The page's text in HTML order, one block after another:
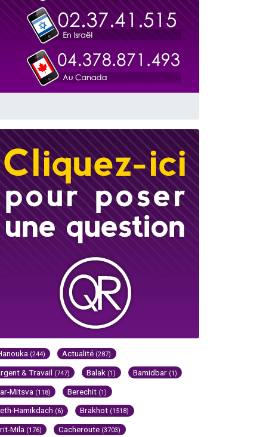
maman
(244) Actualité (287)
& Travail (747) Balak (1) Bamidbar (1)
Mitsva (118) Berechit (1)
Hamikdach (6) Brakhot (1518)
Mila (176) Cacheroute (3703)